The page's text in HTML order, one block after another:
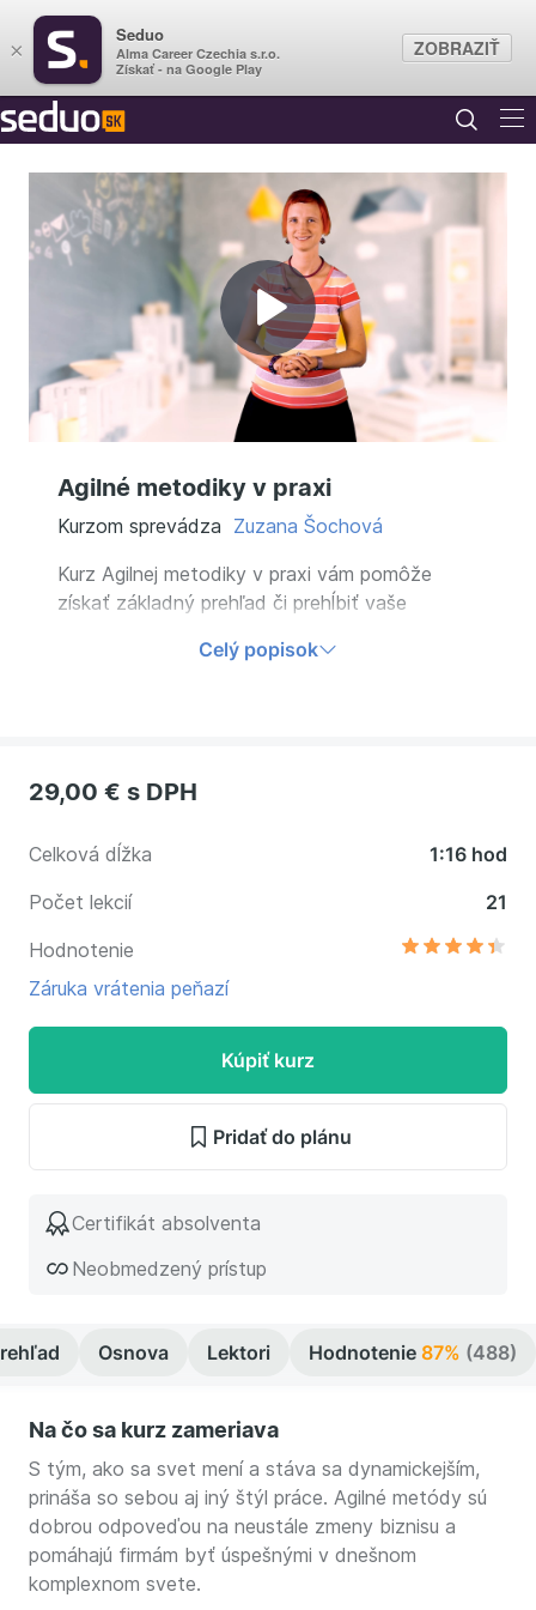
Prehrať
video
Agilné metodiky v praxi
Kurzom sprevádza Zuzana Šochová
Kurz Agilnej metodiky v praxi vám pomôže
získať základný prehľad či prehĺbiť vaše
porozumieť jednotlivým Agilným metódam,
Celý popisok
29,00 € s DPH
Celková dĺžka
1:16 hod
Počet lekcií
21
Hodnotenie
Záruka vrátenia peňazí
Kúpiť kurz
Pridať do plánu
Certifikát absolventa
Neobmedzený prístup
Osnova Lektori Hodnotenie 87% (488)
Na čo sa kurz zameriava
S tým, ako sa svet mení a stáva sa dynamickejším,
prináša so sebou aj iný štýl práce. Agilné metódy sú
dobrou odpoveďou na neustále zmeny biznisu a
pomáhajú firmám byť úspešnými v dnešnom
komplexnom svete.
×
Seduo
Alma Career Czechia s.r.o.
Získať - na Google Play
ZOBRAZIŤ